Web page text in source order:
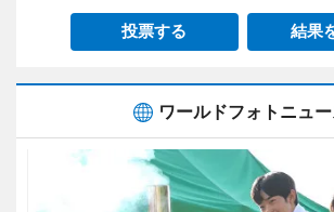
投票する 結果
ワールドフォトニュ